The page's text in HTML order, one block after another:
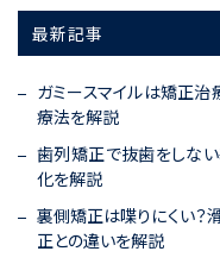
最新記事
ガミースマイルは矯正
療法を解説
歯列矯正で抜歯をしない
化を解説
裏側矯正は喋りにくい
正との違いを解説